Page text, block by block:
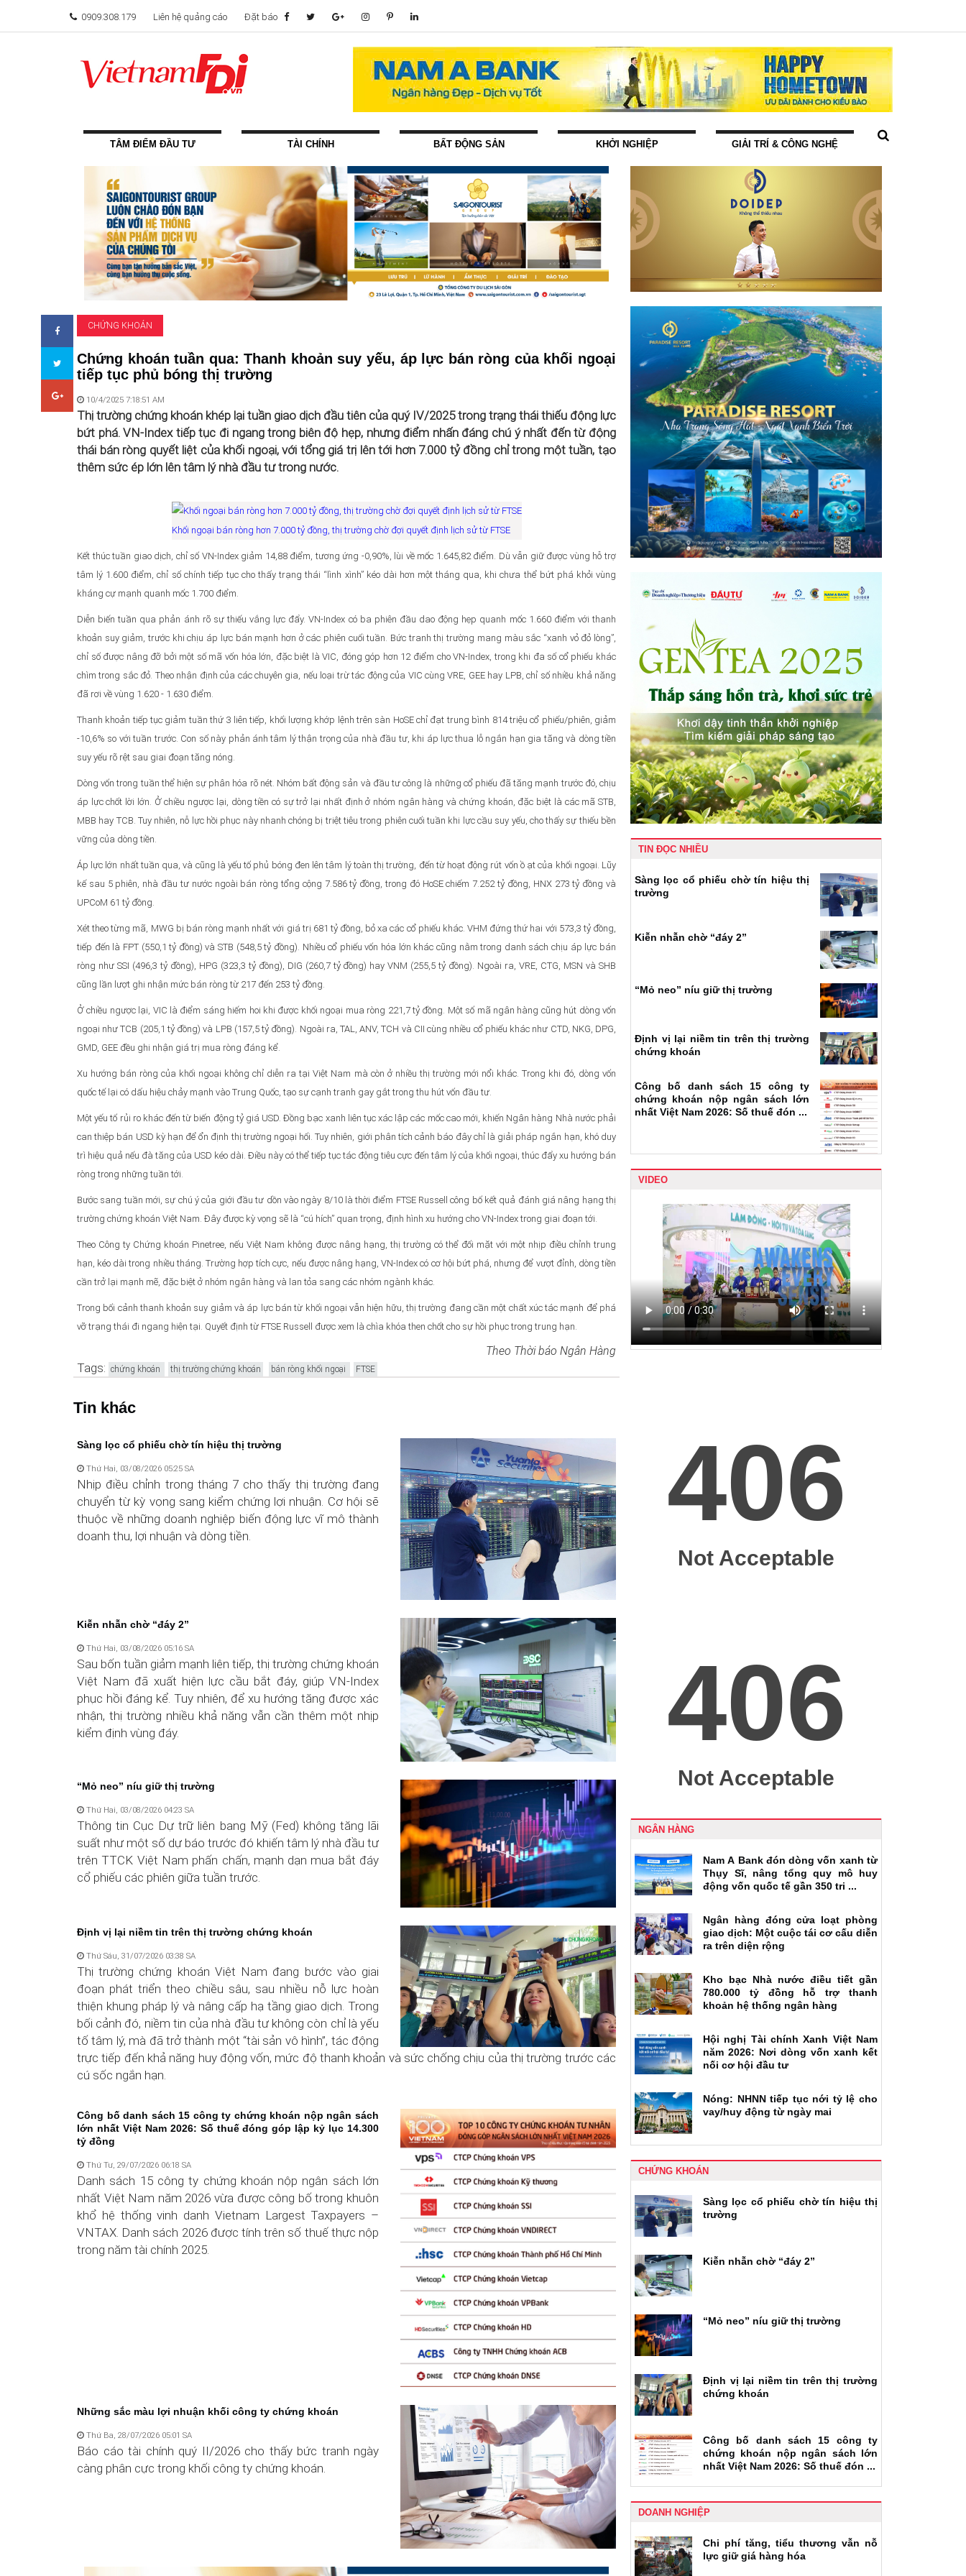
0909.308.179 Liên hệ quảng cáo Đặt báo
TÂM ĐIỂM ĐẦU TƯ TÀI CHÍNH BẤT ĐỘNG SẢN KHỞI NGHIỆP GIẢI TRÍ & CÔNG NGHỆ
CHỨNG KHOÁN
Chứng khoán tuần qua: Thanh khoản suy yếu, áp lực bán ròng của khối ngoại
tiếp tục phủ bóng thị trường
10/4/2025 7:18:51 AM
Thị trường chứng khoán khép lại tuần giao dịch đầu tiên của quý IV/2025 trong trạng thái thiếu động lực
bứt phá. VN-Index tiếp tục đi ngang trong biên độ hẹp, nhưng điểm nhấn đáng chú ý nhất đến từ động
thái bán ròng quyết liệt của khối ngoại, với tổng giá trị lên tới hơn 7.000 tỷ đồng chỉ trong một tuần, tạo
thêm sức ép lớn lên tâm lý nhà đầu tư trong nước.
Khối ngoại bán ròng hơn 7.000 tỷ đồng, thị trường chờ đợi quyết định lịch sử từ FTSE
Kết thúc tuần giao dịch, chỉ số VN-Index giảm 14,88 điểm, tương ứng -0,90%, lùi về mốc 1.645,82 điểm. Dù vẫn giữ được vùng hỗ trợ
tâm lý 1.600 điểm, chỉ số chính tiếp tục cho thấy trạng thái “lình xình” kéo dài hơn một tháng qua, khi chưa thể bứt phá khỏi vùng
kháng cự mạnh quanh mốc 1.700 điểm.
Diễn biến tuần qua phản ánh rõ sự thiếu vắng lực đẩy. VN-Index có ba phiên đầu dao động hẹp quanh mốc 1.660 điểm với thanh
khoản suy giảm, trước khi chịu áp lực bán mạnh hơn ở các phiên cuối tuần. Bức tranh thị trường mang màu sắc “xanh vỏ đỏ lòng”,
chỉ số được nâng đỡ bởi một số mã vốn hóa lớn, đặc biệt là VIC, đóng góp hơn 12 điểm cho VN-Index, trong khi đa số cổ phiếu khác
chìm trong sắc đỏ. Theo nhận định của các chuyên gia, nếu loại trừ tác động của VIC cùng VRE, GEE hay LPB, chỉ số nhiều khả năng
đã rơi về vùng 1.620 - 1.630 điểm.
Thanh khoản tiếp tục giảm tuần thứ 3 liên tiếp, khối lượng khớp lệnh trên sàn HoSE chỉ đạt trung bình 814 triệu cổ phiếu/phiên, giảm
-10,6% so với tuần trước. Con số này phản ánh tâm lý thận trọng của nhà đầu tư, khi áp lực thua lỗ ngắn hạn gia tăng và dòng tiền
suy yếu rõ rệt sau giai đoạn tăng nóng.
Dòng vốn trong tuần thể hiện sự phân hóa rõ nét. Nhóm bất động sản và đầu tư công là những cổ phiếu đã tăng mạnh trước đó, chịu
áp lực chốt lời lớn. Ở chiều ngược lại, dòng tiền có sự trở lại nhất định ở nhóm ngân hàng và chứng khoán, đặc biệt là các mã STB,
MBB hay TCB. Tuy nhiên, nỗ lực hồi phục này nhanh chóng bị triệt tiêu trong phiên cuối tuần khi lực cầu suy yếu, cho thấy sự thiếu bền
vững của dòng tiền.
Áp lực lớn nhất tuần qua, và cũng là yếu tố phủ bóng đen lên tâm lý toàn thị trường, đến từ hoạt động rút vốn ồ ạt của khối ngoại. Lũy
kế sau 5 phiên, nhà đầu tư nước ngoài bán ròng tổng cộng 7.586 tỷ đồng, trong đó HoSE chiếm 7.252 tỷ đồng, HNX 273 tỷ đồng và
UPCoM 61 tỷ đồng.
Xét theo từng mã, MWG bị bán ròng mạnh nhất với giá trị 681 tỷ đồng, bỏ xa các cổ phiếu khác. VHM đứng thứ hai với 573,3 tỷ đồng,
tiếp đến là FPT (550,1 tỷ đồng) và STB (548,5 tỷ đồng). Nhiều cổ phiếu vốn hóa lớn khác cũng nằm trong danh sách chịu áp lực bán
ròng như SSI (496,3 tỷ đồng), HPG (323,3 tỷ đồng), DIG (260,7 tỷ đồng) hay VNM (255,5 tỷ đồng). Ngoài ra, VRE, CTG, MSN và SHB
cũng lần lượt ghi nhận mức bán ròng từ 217 đến 253 tỷ đồng.
Ở chiều ngược lại, VIC là điểm sáng hiếm hoi khi được khối ngoại mua ròng 221,7 tỷ đồng. Một số mã ngân hàng cũng hút dòng vốn
ngoại như TCB (205,1 tỷ đồng) và LPB (157,5 tỷ đồng). Ngoài ra, TAL, ANV, TCH và CII cùng nhiều cổ phiếu khác như CTD, NKG, DPG,
GMD, GEE đều ghi nhận giá trị mua ròng đáng kể.
Xu hướng bán ròng của khối ngoại không chỉ diễn ra tại Việt Nam mà còn ở nhiều thị trường mới nổi khác. Trong khi đó, dòng vốn
quốc tế lại có dấu hiệu chảy mạnh vào Trung Quốc, tạo sự cạnh tranh gay gắt trong thu hút vốn đầu tư.
Một yếu tố rủi ro khác đến từ biến động tỷ giá USD. Đồng bạc xanh liên tục xác lập các mốc cao mới, khiến Ngân hàng Nhà nước phải
can thiệp bán USD kỳ hạn để ổn định thị trường ngoại hối. Tuy nhiên, giới phân tích cảnh báo đây chỉ là giải pháp ngắn hạn, khó duy
trì hiệu quả nếu đà tăng của USD kéo dài. Điều này có thể tiếp tục tác động tiêu cực đến tâm lý của khối ngoại, thúc đẩy xu hướng bán
ròng trong những tuần tới.
Bước sang tuần mới, sự chú ý của giới đầu tư dồn vào ngày 8/10 là thời điểm FTSE Russell công bố kết quả đánh giá nâng hạng thị
trường chứng khoán Việt Nam. Đây được kỳ vọng sẽ là “cú hích” quan trọng, định hình xu hướng cho VN-Index trong giai đoạn tới.
Theo Công ty Chứng khoán Pinetree, nếu Việt Nam không được nâng hạng, thị trường có thể đối mặt với một nhịp điều chỉnh trung
hạn, kéo dài trong nhiều tháng. Trường hợp tích cực, nếu được nâng hạng, VN-Index có cơ hội bứt phá, nhưng để vượt đỉnh, dòng tiền
cần trở lại mạnh mẽ, đặc biệt ở nhóm ngân hàng và lan tỏa sang các nhóm ngành khác.
Trong bối cảnh thanh khoản suy giảm và áp lực bán từ khối ngoại vẫn hiện hữu, thị trường đang cần một chất xúc tác mạnh để phá
vỡ trạng thái đi ngang hiện tại. Quyết định từ FTSE Russell được xem là chìa khóa then chốt cho sự hồi phục trong trung hạn.
Theo Thời báo Ngân Hàng
Tags: chứng khoán thị trường chứng khoán bán ròng khối ngoại FTSE
Tin khác
Sàng lọc cổ phiếu chờ tín hiệu thị trường
Thứ Hai, 03/08/2026 05:25 SA
Nhịp điều chỉnh trong tháng 7 cho thấy thị trường đang
chuyển từ kỳ vọng sang kiểm chứng lợi nhuận. Cơ hội sẽ
thuộc về những doanh nghiệp biến động lực vĩ mô thành
doanh thu, lợi nhuận và dòng tiền.
Kiễn nhẫn chờ “đáy 2”
Thứ Hai, 03/08/2026 05:16 SA
Sau bốn tuần giảm mạnh liên tiếp, thị trường chứng khoán
Việt Nam đã xuất hiện lực cầu bắt đáy, giúp VN-Index
phục hồi đáng kể. Tuy nhiên, để xu hướng tăng được xác
nhận, thị trường nhiều khả năng vẫn cần thêm một nhịp
kiểm định vùng đáy.
“Mỏ neo” níu giữ thị trường
Thứ Hai, 03/08/2026 04:23 SA
Thông tin Cục Dự trữ liên bang Mỹ (Fed) không tăng lãi
suất như một số dự báo trước đó khiến tâm lý nhà đầu tư
trên TTCK Việt Nam phấn chấn, mạnh dạn mua bắt đáy
cổ phiếu các phiên giữa tuần trước.
Định vị lại niềm tin trên thị trường chứng khoán
Thứ Sáu, 31/07/2026 03:38 SA
Thị trường chứng khoán Việt Nam đang bước vào giai
đoạn phát triển theo chiều sâu, sau nhiều nỗ lực hoàn
thiện khung pháp lý và nâng cấp hạ tầng giao dịch. Trong
bối cảnh đó, niềm tin của nhà đầu tư không còn chỉ là yếu
tố tâm lý, mà đã trở thành một “tài sản vô hình”, tác động
trực tiếp đến khả năng huy động vốn, mức độ thanh khoản và sức chống chịu của thị trường trước các
cú sốc ngắn hạn.
Công bố danh sách 15 công ty chứng khoán nộp ngân sách
lớn nhất Việt Nam 2026: Số thuế đóng góp lập kỷ lục 14.300
tỷ đồng
Thứ Tư, 29/07/2026 06:18 SA
Danh sách 15 công ty chứng khoán nộp ngân sách lớn
nhất Việt Nam năm 2026 vừa được công bố trong khuôn
khổ hệ thống vinh danh Vietnam Largest Taxpayers –
VNTAX. Danh sách 2026 được tính trên số thuế thực nộp
trong năm tài chính 2025.
Những sắc màu lợi nhuận khối công ty chứng khoán
Thứ Ba, 28/07/2026 05:01 SA
Báo cáo tài chính quý II/2026 cho thấy bức tranh ngày
càng phân cực trong khối công ty chứng khoán.
TIN ĐỌC NHIỀU
Sàng lọc cổ phiếu chờ tín hiệu thị
trường
Kiễn nhẫn chờ “đáy 2”
“Mỏ neo” níu giữ thị trường
Định vị lại niềm tin trên thị trường
chứng khoán
Công bố danh sách 15 công ty
chứng khoán nộp ngân sách lớn
nhất Việt Nam 2026: Số thuế đón ...
VIDEO
NGÂN HÀNG
Nam A Bank đón dòng vốn xanh từ
Thụy Sĩ, nâng tổng quy mô huy
động vốn quốc tế gần 350 tri ...
Ngân hàng đóng cửa loạt phòng
giao dịch: Một cuộc tái cơ cấu diễn
ra trên diện rộng
Kho bạc Nhà nước điều tiết gần
780.000 tỷ đồng hỗ trợ thanh
khoản hệ thống ngân hàng
Hội nghị Tài chính Xanh Việt Nam
năm 2026: Nơi dòng vốn xanh kết
nối cơ hội đầu tư
Nóng: NHNN tiếp tục nới tỷ lệ cho
vay/huy động từ ngày mai
CHỨNG KHOÁN
Sàng lọc cổ phiếu chờ tín hiệu thị
trường
Kiễn nhẫn chờ “đáy 2”
“Mỏ neo” níu giữ thị trường
Định vị lại niềm tin trên thị trường
chứng khoán
Công bố danh sách 15 công ty
chứng khoán nộp ngân sách lớn
nhất Việt Nam 2026: Số thuế đón ...
DOANH NGHIỆP
Chi phí tăng, tiểu thương vẫn nỗ
lực giữ giá hàng hóa